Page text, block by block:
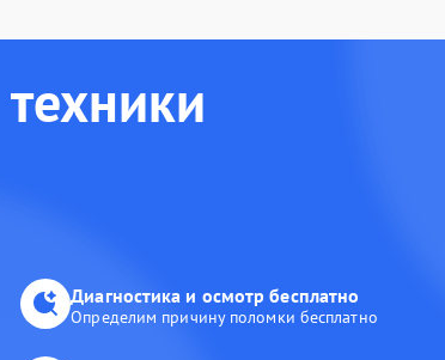
Диагностика и осмотр бесплатно
Определим причину поломки бесплатно